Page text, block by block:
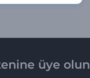
üye olun